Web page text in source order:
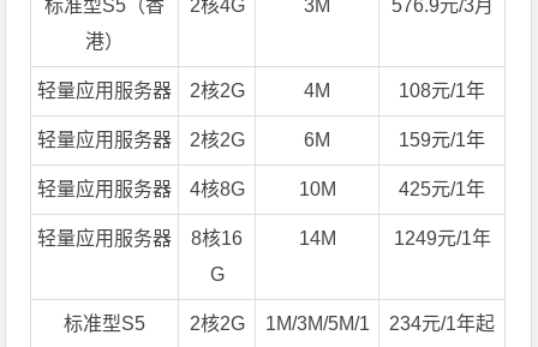
标准型S5（香
港）
2核4G 3M 576.9元/3月
轻量应用服务器 2核2G 4M 108元/1年
轻量应用服务器 2核2G 6M 159元/1年
轻量应用服务器 4核8G 10M 425元/1年
轻量应用服务器
8核16
G
14M 1249元/1年
标准型S5 2核2G
1M/3M/5M/1
234元/1年起